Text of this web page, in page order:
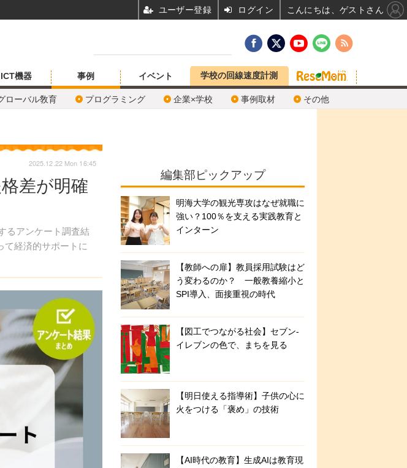
ICT機器 事例
ローバル敎育 プログラミング 企業×学校 事例取材 その他
イベント 学校の回線速度計測
差が明確
るアンケート調査結
て経済的サポートに
2025.12.22 Mon 16:45
編集部ピックアップ
明海大学の観光専攻はなぜ就職に
強い？100％を支える実践教育と
インターン
【教師への扉】教員採用試験はど
う変わるのか？ 一般教養縮小と
SPI導入、面接重視の時代
【図工でつながる社会】セブン‐
イレブンの色で、まちを見る
【明日使える指導術】子供の心に
火をつける「褒め」の技術
【AI時代の教育】生成AIは教育現
ユーザー登録 ログイン こんにちは、ゲストさん